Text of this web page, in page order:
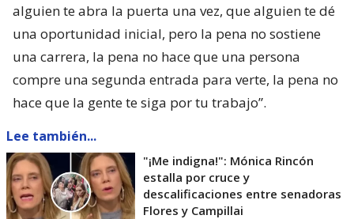
alguien te abra la puerta una vez, que alguien te dé
una oportunidad inicial, pero la pena no sostiene
una carrera, la pena no hace que una persona
compre una segunda entrada para verte, la pena no
hace que la gente te siga por tu trabajo”.
Lee también...
"¡Me indigna!": Mónica Rincón
estalla por cruce y
descalificaciones entre senadoras
Flores y Campillai